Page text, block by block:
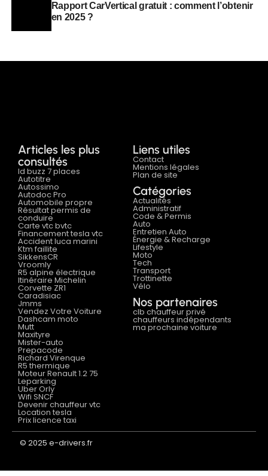
Rapport CarVertical gratuit : comment l’obtenir
en 2025 ?
Articles les plus
consultés
Id buzz 7 places
Autotitre
Autossimo
Autodoc Pro
Automobile propre
Résultat permis de
conduire
Carte vtc bvtc
Financement tesla vtc
Accident luca marini
Ktm faillite
SikkensCR
Vroomly
R5 alpine électrique
Itinéraire Michelin
Corvette ZR1
Caradisiac
Jmms
Vendez Votre Voiture
Dashcam moto
Mutt
Maxityre
Mister-auto
Prepacode
Richard Virenque
R5 thermique
Moteur Renault 1.2 75
Leparking
Uber Orly
Wifi SNCF
Devenir chauffeur vtc
Location tesla
Prix licence taxi
Liens utiles
Contact
Mentions légales
Plan de site
Catégories
Actualités
Administratif
Code & Permis
Auto
Entretien Auto
Énergie & Recharge
Lifestyle
Moto
Tech
Transport
Trottinette
Vélo
Nos partenaires
clb chauffeur privé
chauffeurs indépendants
ma prochaine voiture
© 2025 e-drivers.fr